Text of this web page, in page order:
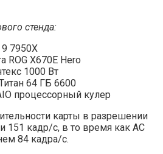
стенда:
7950X
ROG X670E Hero
1000 Вт
64 ГБ 6600
процессорный кулер
карты в разрешении
151 кадр/с, в то время как AC
84 кадра/с.